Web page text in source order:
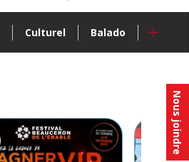
Nous joindre
Culturel Balado +